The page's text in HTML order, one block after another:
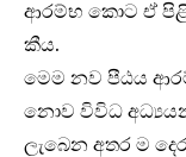
ආරම්භ කොට ඒ
කීය.
මෙම නව පීඨය
නොව විවිධ
ලැබෙන අතර ම